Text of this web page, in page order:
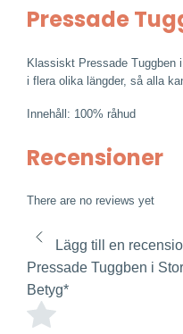
Pressade
Klassiskt Pressade Tuggben
i flera olika längder, så alla
Innehåll: 100% råhud
Recensioner
There are no reviews yet
Lägg till en
Pressade Tuggben i
Betyg*